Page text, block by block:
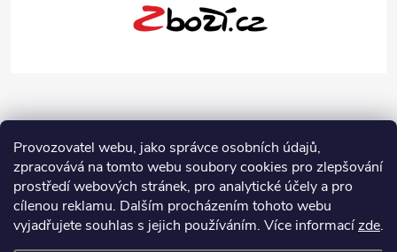
Provozovatel webu, jako správce osobních údajů,
zpracovává na tomto webu soubory cookies pro zlepšování
prostředí webových stránek, pro analytické účely a pro
cílenou reklamu. Dalším procházením tohoto webu
vyjadřujete souhlas s jejich používáním. Více informacízde.